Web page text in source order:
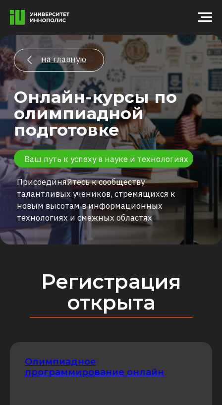
Онлайн-курсы по
олимпиадной
подготовке
Ваш путь к успеху в науке и технологиях
Присоединяйтесь к сообществу
талантливых учеников, стремящихся к
новым высотам в информационных
технологиях и смежных областях
Регистрация
открыта
Олимпиадное
программирование онлайн